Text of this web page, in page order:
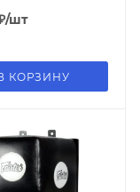
/шт
КОРЗИНУ